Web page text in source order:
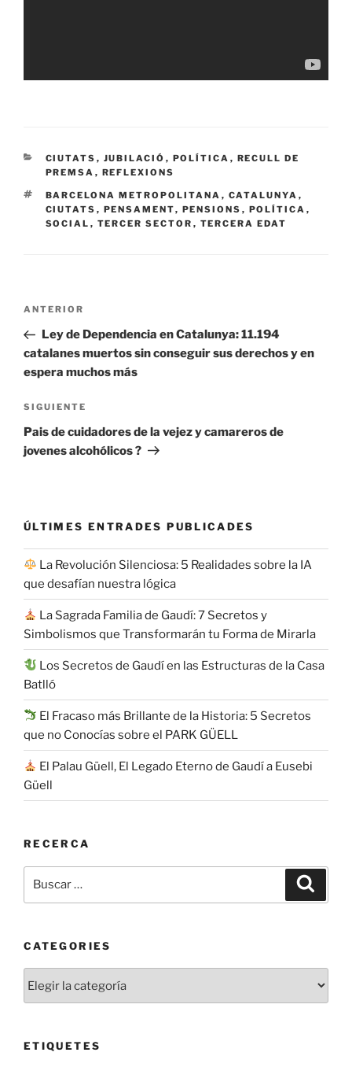
CATEGORÍAS
CIUTATS , JUBILACIÓ , POLÍTICA , RECULL DE
PREMSA , REFLEXIONS
ETIQUETAS
BARCELONA METROPOLITANA , CATALUNYA ,
CIUTATS , PENSAMENT, PENSIONS , POLÍTICA ,
SOCIAL , TERCER SECTOR , TERCERA EDAT
Navegación
entradas
Entrada
anterior:
ANTERIOR
Ley de Dependencia en Catalunya: 11.194
catalanes muertos sin conseguir sus derechos y en
espera muchos más
Siguiente
entrada
SIGUIENTE
Pais de cuidadores de la vejez y camareros de
jovenes alcohólicos ?
ÚLTIMES ENTRADES PUBLICADES
La Revolución Silenciosa: 5 Realidades sobre la IA
que desafían nuestra lógica
La Sagrada Familia de Gaudí: 7 Secretos y
Simbolismos que Transformarán tu Forma de Mirarla
Los Secretos de Gaudí en las Estructuras de la Casa
Batlló
El Fracaso más Brillante de la Historia: 5 Secretos
que no Conocías sobre el PARK GÜELL
El Palau Güell, El Legado Eterno de Gaudí a Eusebi
Güell
RECERCA
por:
CATEGORIES
ETIQUETES